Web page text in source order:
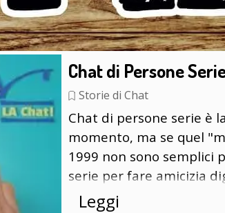
Chat di Persone
Storie di Chat
Chat di persone serie è
momento, ma se quel
1999 non sono semplici
serie per fare amicizia
Leggi